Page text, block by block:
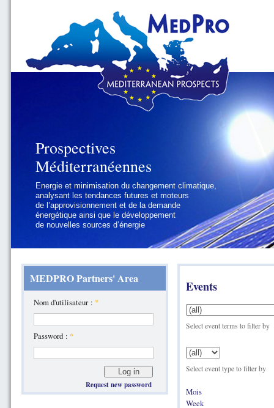
Prospectives
Méditerranéennes
Energie et minimisation du changement climatique,
analysant les tendances futures et moteurs
de l’approvisionnement et de la demande
énergétique ainsi que le développement
de nouvelles sources d’énergie
Prospectives
Méditerranéennes
Géopolitique et gouvernance, se focalisant sur les
défis politiques régionaux et internationaux
auxquels les pays méditerranéens
doivent faire face
MEDPRO Partners' Area
Nom d'utilisateur : *
Password : *
Request new password
Events
Select event terms to filter by
Select event type to filter by
Mois
Week